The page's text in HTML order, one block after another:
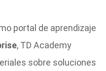
portal de aprendizaje
, TD Academy
sobre soluciones